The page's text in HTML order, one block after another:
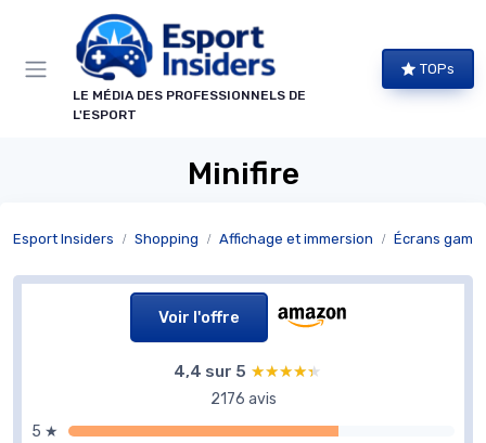
LE MÉDIA DES PROFESSIONNELS DE
L'ESPORT
TOPs
Minifire
Esport Insiders Shopping Affichage et immersion Écrans
Voir l'offre
4,4 sur 5 ★★★★★
★★★★★
2176 avis
5 ★
Panneau de gestion des cookies